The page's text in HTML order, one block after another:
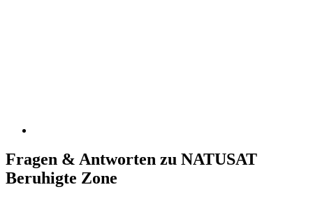
Fragen & Antworten zu NATUSAT
Beruhigte Zone